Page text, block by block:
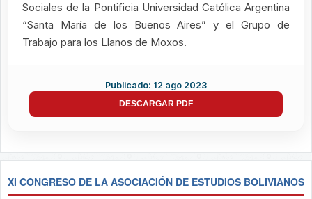
Sociales de la Pontificia Universidad Católica Argentina
“Santa María de los Buenos Aires” y el Grupo de
Trabajo para los Llanos de Moxos.
Publicado: 12 ago 2023
DESCARGAR PDF
XI CONGRESO DE LA ASOCIACIÓN DE ESTUDIOS BOLIVIANOS